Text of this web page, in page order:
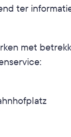
ter
met